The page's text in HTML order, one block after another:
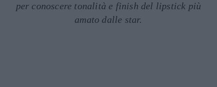
per conoscere tonalità e finish del lipstick più
amato dalle star.